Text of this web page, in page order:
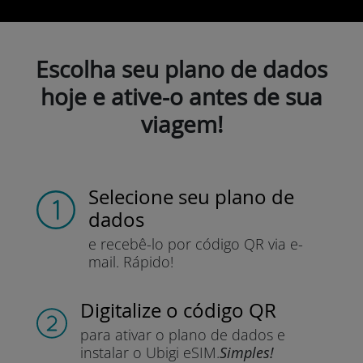
Escolha seu plano de dados
hoje e ative-o antes de sua
viagem!
Selecione seu plano de
dados
e recebê-lo por código QR via e-
mail. Rápido!
Digitalize o código QR
para ativar o plano de dados e
instalar o Ubigi eSIM.Simples!